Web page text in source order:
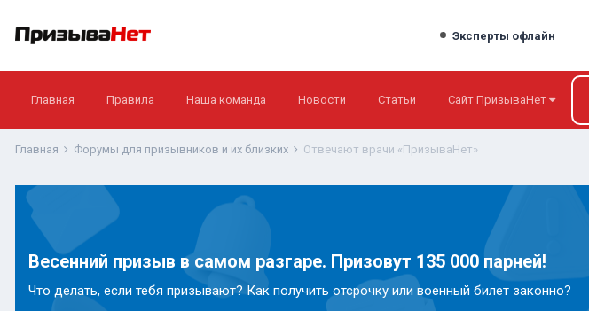
Эксперты офлайн
Главная Правила Наша команда Новости Статьи Сайт ПризываНет
Главная Форумы для призывников и их близких Отвечают врачи «ПризываНет»
Весенний призыв в самом разгаре. Призовут 135 000 парней!
Что делать, если тебя призывают? Как получить отсрочку или военный билет законно?